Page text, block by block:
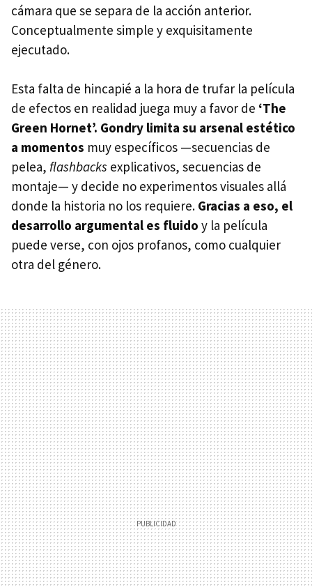
cámara que se separa de la acción anterior.
Conceptualmente simple y exquisitamente
ejecutado.
Esta falta de hincapié a la hora de trufar la película
de efectos en realidad juega muy a favor de ‘The
Green Hornet’. Gondry limita su arsenal estético
a momentos muy específicos —secuencias de
pelea, flashbacks explicativos, secuencias de
montaje— y decide no experimentos visuales allá
donde la historia no los requiere. Gracias a eso, el
desarrollo argumental es fluido y la película
puede verse, con ojos profanos, como cualquier
otra del género.